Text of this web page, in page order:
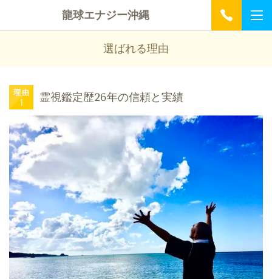
龍球エナジー沖縄
選ばれる理由
霊視鑑定歴26年の信頼と実績